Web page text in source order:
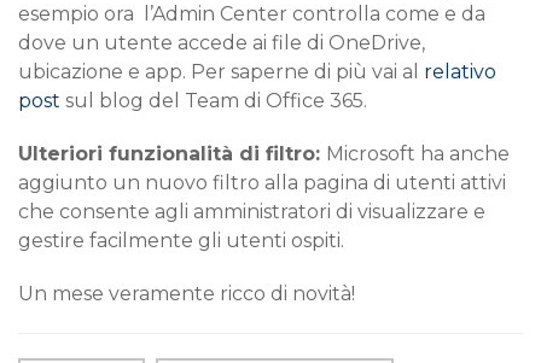
esempio ora l’Admin Center controlla come e da
dove un utente accede ai file di OneDrive,
ubicazione e app. Per saperne di più vai al relativo
post sul blog del Team di Office 365.
Ulteriori funzionalità di filtro: Microsoft ha anche
aggiunto un nuovo filtro alla pagina di utenti attivi
che consente agli amministratori di visualizzare e
gestire facilmente gli utenti ospiti.
Un mese veramente ricco di novità!